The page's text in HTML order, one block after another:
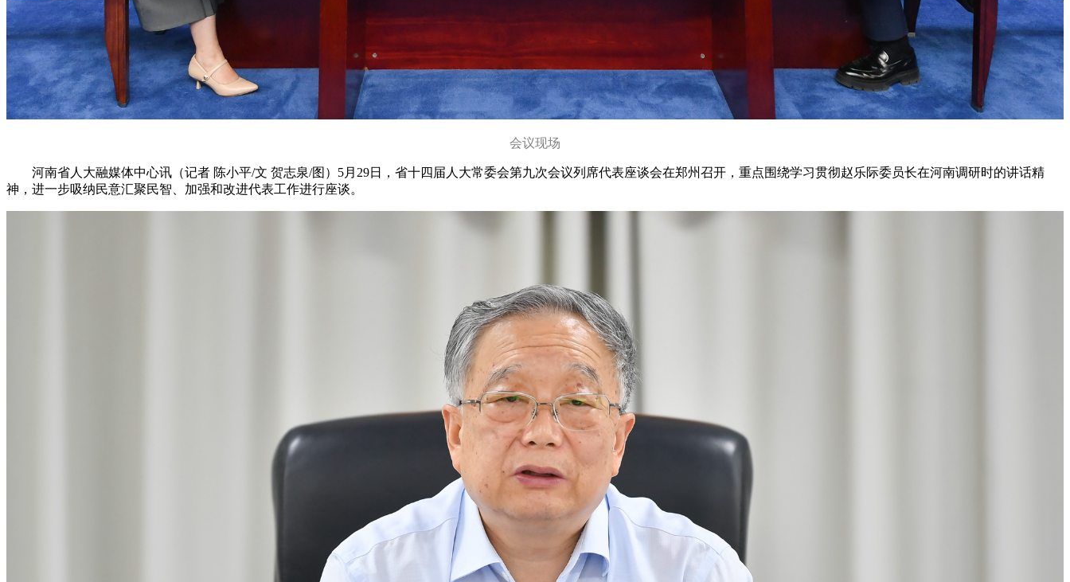
会议现场
河南省人大融媒体中心讯（记者 陈小平/文 贺志泉/图）5月29日，省十四届人大常委会第九次会议列席代表座谈会在郑州召开，重点围绕学习贯彻赵乐际委员长在河南调研时的讲话精
神，进一步吸纳民意汇聚民智、加强和改进代表工作进行座谈。